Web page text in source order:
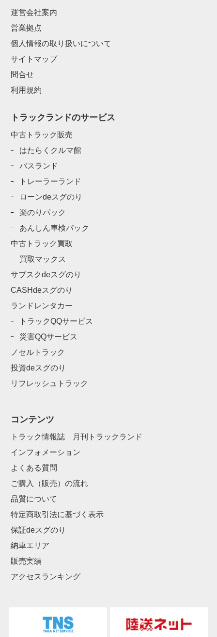
運営会社案内
営業拠点
個人情報の取り扱いについて
サイトマップ
問合せ
利用規約
トラックランドのサービス
中古トラック販売
はたらくクルマ館
バスランド
トレーラーランド
ローンdeスグのり
楽のりパック
あんしん車検パック
中古トラック買取
買取マックス
サブスクdeスグのり
CASHdeスグのり
ランドレンタカー
トラックQQサービス
災害QQサービス
ノセルトラック
投資deスグのり
リフレッシュトラック
コンテンツ
トラック情報誌 月刊トラックランド
インフォメーション
よくある質問
ご購入（販売）の流れ
品質について
特定商取引法に基づく表示
保証deスグのり
納車エリア
販売実績
アクセスランキング